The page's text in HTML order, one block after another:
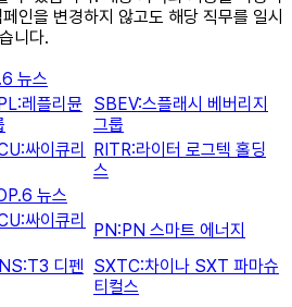
인을 변경하지 않고도 해당 직무를 일시
니다.
뉴스
레플리뮨
SBEV:스플래시 베버리지
그룹
싸이큐리
RITR:라이터 로그텍 홀딩
스
뉴스
싸이큐리
PN:PN 스마트 에너지
디펜 SXTC:차이나 SXT 파마슈
티컬스